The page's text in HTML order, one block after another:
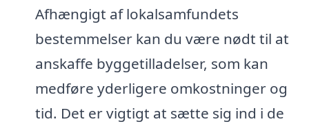
Afhængigt af lokalsamfundets
bestemmelser kan du være nødt til at
anskaffe byggetilladelser, som kan
medføre yderligere omkostninger og
tid. Det er vigtigt at sætte sig ind i de